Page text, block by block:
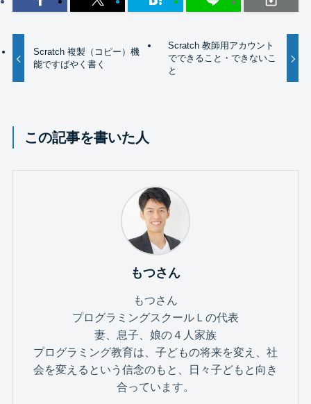
Scratch 複製（コピー）機
能ですばやく書く
Scratch 教師用アカウント
でできること・できないこ
と
この記事を書いた人
もつさん
もつさん
プログラミングスクールＬの代表
妻、息子、娘の４人家族
プログラミング教育は、子どもの将来を変え、社
会を変えるという信念のもと、日々子どもと向き
合っています。